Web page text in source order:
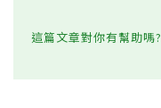
這篇文章對你有幫助嗎?